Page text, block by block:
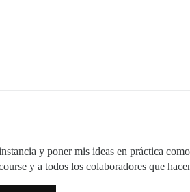
y poner mis ideas en práctica
y a todos los colaboradores que